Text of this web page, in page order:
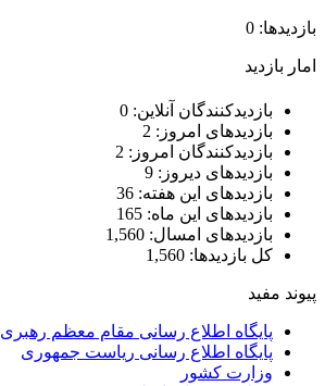
بازدیدها: 0
امار بازدید
بازدیدکنندگان آنلاین: 0
بازدیدهای امروز: 2
بازدیدکنندگان امروز: 2
بازدیدهای دیروز: 9
بازدیدهای این هفته: 36
بازدیدهای این ماه: 165
بازدیدهای امسال: 1,560
کل بازدیدها: 1,560
پیوند مفید
پایگاه اطلاع رسانی مقام معظم رهبری
پایگاه اطلاع رسانی ریاست جمهوری
وزارت کشور